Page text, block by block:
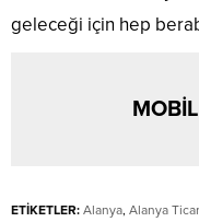
geleceği için hep
ETİKETLER: Alanya, Alanya